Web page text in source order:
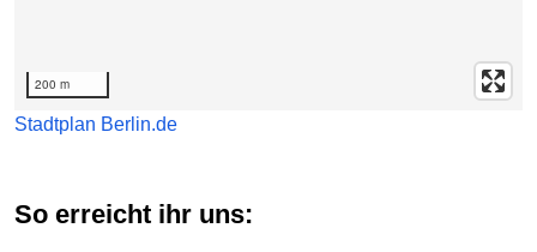
200 m
Stadtplan Berlin.de
So erreicht ihr uns: